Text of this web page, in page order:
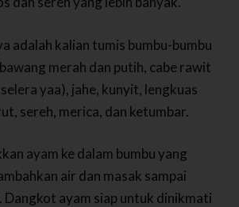
adalah kalian tumis bumbu-bumbu
merah dan putih, cabe rawit
yaa), jahe, kunyit, lengkuas
sereh, merica, dan ketumbar.
ayam ke dalam bumbu yang
air dan masak sampai
Dangkot ayam siap untuk dinikmati